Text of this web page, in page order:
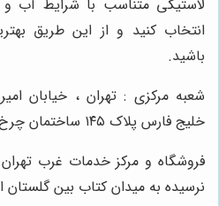
لاستیکی متناسب با شرایط آب
انتخاب کنید و از این طریق
باشید.
شعبه مرکزی : تهران ، خیابان
خلیج فارس پلاک ۱۴۵ ساختمان چرخ و یدک.
فروشگاه و مرکز خدمات غرب تهران
نرسیده به میدان کتاب بین گلستان